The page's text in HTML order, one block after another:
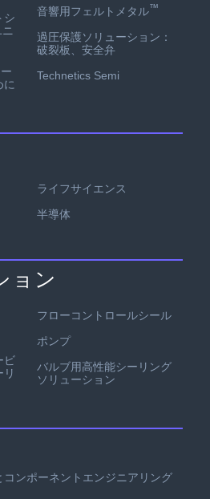
シ
に
音響用フェルトメタル™
過圧保護ソリューション：
破裂板、安全弁
Technetics Semi
ライフサイエンス
半導体
ョン
ビ
フローコントロールシール
ポンプ
バルブ用高性能シーリング
ソリューション
ンポーネントエンジニアリング